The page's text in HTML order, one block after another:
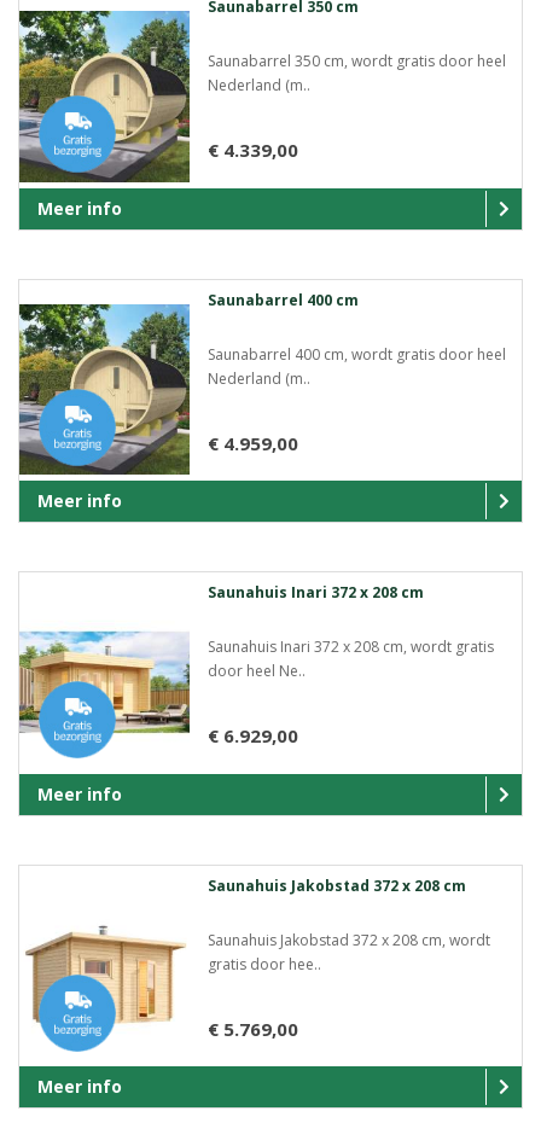
Saunabarrel 350 cm
Saunabarrel 350 cm, wordt gratis door heel
Nederland (m..
€ 4.339,00
Meer info
Saunabarrel 400 cm
Saunabarrel 400 cm, wordt gratis door heel
Nederland (m..
€ 4.959,00
Meer info
Saunahuis Inari 372 x 208 cm
Saunahuis Inari 372 x 208 cm, wordt gratis
door heel Ne..
€ 6.929,00
Meer info
Saunahuis Jakobstad 372 x 208 cm
Saunahuis Jakobstad 372 x 208 cm, wordt
gratis door hee..
€ 5.769,00
Meer info